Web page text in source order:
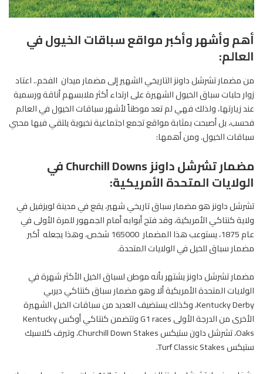
أهم وأشهر وأكبر مواقع سباقات الخيول في
العالم:
من مضمار تشرشل داونز التاريخي الشهير إلى مضمار ميدان الفخم.. اعتاد
زوار حلبات سباق الخيول الشهيرة على ارتداء أكثر ملابسهم أناقة ورسمية
عند زيارتها، ولذلك فهي لم تعد موطناً لأشهر سباقات الخيول في العالم
فحسب، بل أصبحت بمثابة مواقع تجمع اجتماعية نخبوية يلتقي فيها محبي
سباقات الخيول. ومن أهمها:
مضمار تشرشل داونز Churchill Downs في
الولايات المتحدة الأمريكية:
تشرشل داونز هو مضمار سباق تاريخي شهير، يقع في مدينة لويزفيل في
ولاية كنتاكي الأمريكية، وقد فتح أبوابه أمام الجمهور للمرة الأولى في
عام 1875، يستوعب هذا المضمار 165000 شخص، وهذا يجعله أكبر
مضمار سباق للخيل في الولايات المتحدة.
مضمار تشرشل داونز يشتهر بأنه موطن لسباق الخيل الأكثر شهرة في
الولايات المتحدة الأمريكية ألا وهو مضمار سباق كنتاكي ديربي
Kentucky Derby، وكذلك يستضيف العديد من سباقات الخيل الشهيرة
الأخرى من الدرجة الأولى G1 races وتتضمن كنتاكي أوكس Kentucky
Oaks، تشرشل داون ستيكس Churchill Down Stakes، وتيرف كلاسيك
ستيكس Turf Classic Stakes.